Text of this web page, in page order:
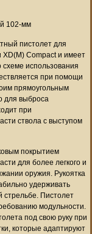
102-мм
пистолет для
Compact и имеет
схеме использования
при помощи
прямоугольным
для выброса
при
ствола с выступом
покрытием
для более легкого и
оружия. Рукоятка
удерживать
стрельбе. Пистолет
модульности.
под свою руку при
которые адаптируют